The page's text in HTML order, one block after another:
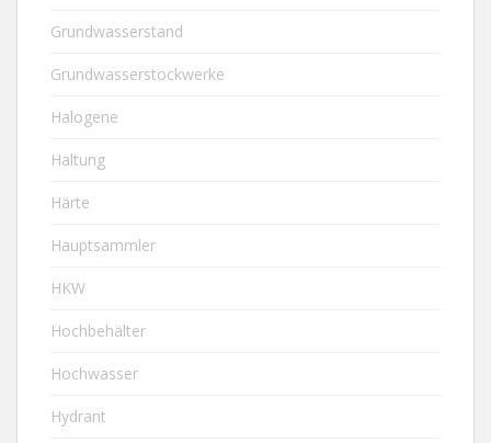
Grundwasserstand
Grundwasserstockwerke
Halogene
Haltung
Härte
Hauptsammler
HKW
Hochbehälter
Hochwasser
Hydrant